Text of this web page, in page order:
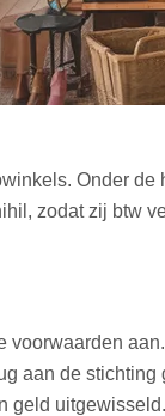
Onder
zodat zij btw
aan de